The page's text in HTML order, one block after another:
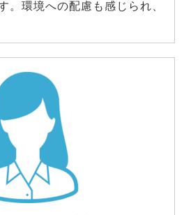
。環境への配慮も感じられ、